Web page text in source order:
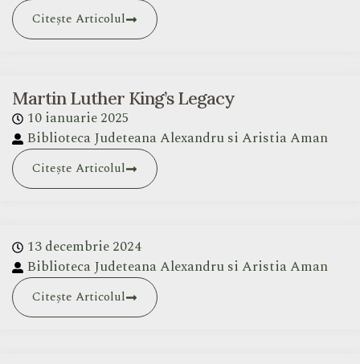
Citește Articolul
Martin Luther King’s Legacy
10 ianuarie 2025
Biblioteca Judeteana Alexandru si Aristia Aman
Citește Articolul
13 decembrie 2024
Biblioteca Judeteana Alexandru si Aristia Aman
Citește Articolul